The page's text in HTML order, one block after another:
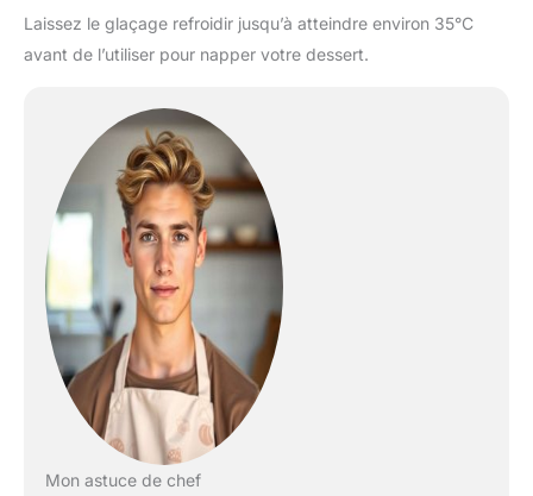
Laissez le glaçage refroidir jusqu’à atteindre environ 35°C
avant de l’utiliser pour napper votre dessert.
Mon astuce de chef